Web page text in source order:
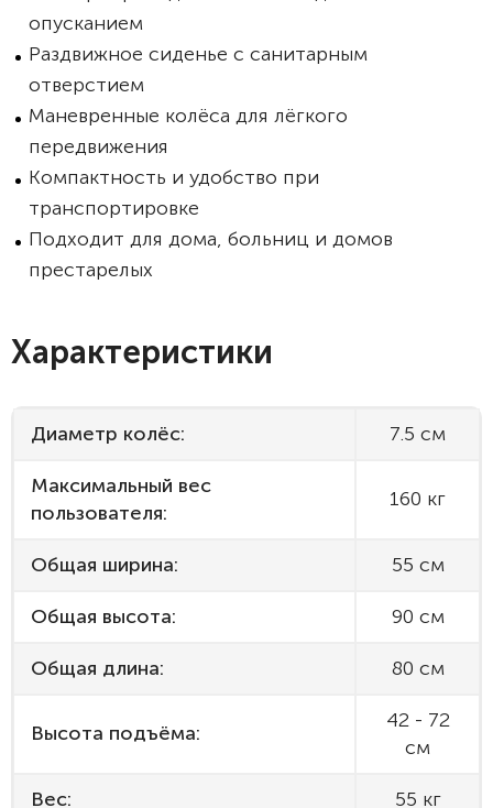
опусканием
Раздвижное сиденье с санитарным
отверстием
Маневренные колёса для лёгкого
передвижения
Компактность и удобство при
транспортировке
Подходит для дома, больниц и домов
престарелых
Характеристики
Диаметр колёс: 7.5 см
Максимальный вес
пользователя:
160 кг
Общая ширина: 55 см
Общая высота: 90 см
Общая длина: 80 см
Высота подъёма:
42 - 72
см
Вес: 55 кг